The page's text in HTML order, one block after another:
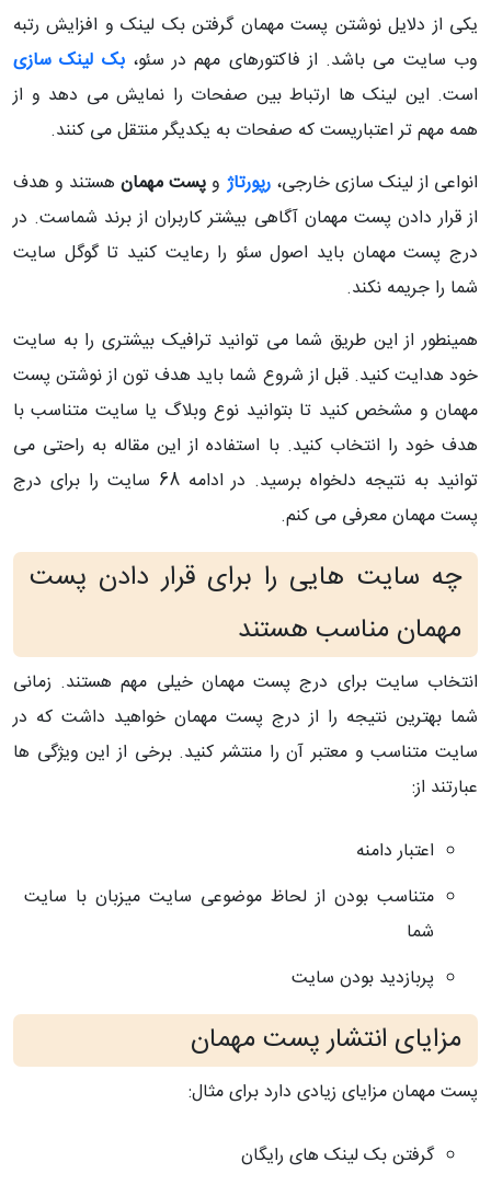
یکی از دلایل نوشتن پست مهمان گرفتن بک لینک و افزایش رتبه
وب سایت می باشد. از فاکتورهای مهم در سئو،بک لینک سازی
است. این لینک ها ارتباط بین صفحات را نمایش می دهد و از
همه مهم تر اعتباریست که صفحات به یکدیگر منتقل می کنند.
انواعی از لینک سازی خارجی،رپورتاژ وپست مهمانهستند و هدف
از قرار دادن پست مهمان آگاهی بیشتر کاربران از برند شماست. در
درج پست مهمان باید اصول سئو را رعایت کنید تا گوگل سایت
شما را جریمه نکند.
همینطور از این طریق شما می توانید ترافیک بیشتری را به سایت
خود هدایت کنید. قبل از شروع شما باید هدف تون از نوشتن پست
مهمان و مشخص کنید تا بتوانید نوع وبلاگ یا سایت متناسب با
هدف خود را انتخاب کنید. با استفاده از این مقاله به راحتی می
توانید به نتیجه دلخواه برسید. در ادامه 68 سایت را برای درج
پست مهمان معرفی می کنم.
چه سایت هایی را برای قرار دادن پست
مهمان مناسب هستند
انتخاب سایت برای درج پست مهمان خیلی مهم هستند. زمانی
شما بهترین نتیجه را از درج پست مهمان خواهید داشت که در
سایت متناسب و معتبر آن را منتشر کنید. برخی از این ویژگی ها
عبارتند از:
اعتبار دامنه
متناسب بودن از لحاظ موضوعی سایت میزبان با سایت
شما
پربازدید بودن سایت
مزایای انتشار پست مهمان
پست مهمان مزایای زیادی دارد برای مثال:
گرفتن بک لینک های رایگان